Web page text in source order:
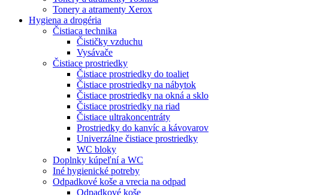
Tonery a atramenty Xerox
Hygiena a drogéria
Čistiaca technika
Čističky vzduchu
Vysávače
Čistiace prostriedky
Čistiace prostriedky do toaliet
Čistiace prostriedky na nábytok
Čistiace prostriedky na okná a sklo
Čistiace prostriedky na riad
Čistiace ultrakoncentráty
Prostriedky do kanvíc a kávovarov
Univerzálne čistiace prostriedky
WC bloky
Doplnky kúpeľní a WC
Iné hygienické potreby
Odpadkové koše a vrecia na odpad
Odpadkové koše